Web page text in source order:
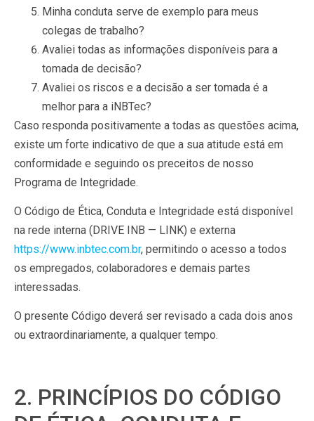
Minha conduta serve de exemplo para meus
colegas de trabalho?
Avaliei todas as informações disponíveis para a
tomada de decisão?
Avaliei os riscos e a decisão a ser tomada é a
melhor para a iNBTec?
Caso responda positivamente a todas as questões acima,
existe um forte indicativo de que a sua atitude está em
conformidade e seguindo os preceitos de nosso
Programa de Integridade.
O Código de Ética, Conduta e Integridade está disponível
na rede interna (DRIVE INB — LINK) e externa
https://www.inbtec.com.br, permitindo o acesso a todos
os empregados, colaboradores e demais partes
interessadas.
O presente Código deverá ser revisado a cada dois anos
ou extraordinariamente, a qualquer tempo.
2. PRINCÍPIOS DO CÓDIGO